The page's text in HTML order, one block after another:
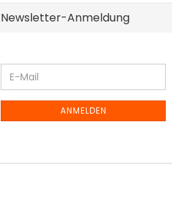
Newsletter-Anmeldung
ANMELDEN